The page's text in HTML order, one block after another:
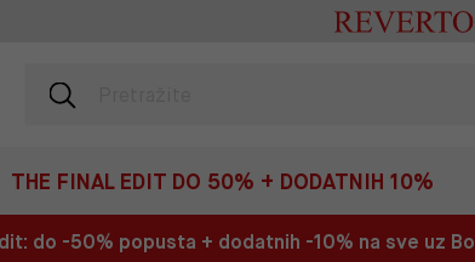
THE FINAL EDIT DO 50% + DODATNIH 10%
do -50% popusta + dodatnih -10% na sve uz